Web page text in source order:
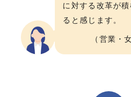
に対する改革が
ると感じます。
（営業・